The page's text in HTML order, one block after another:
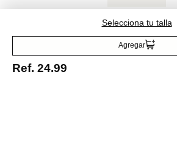
Selecciona tu talla
Agregar
Ref. 24.99
Entérate de todo lo nuevo